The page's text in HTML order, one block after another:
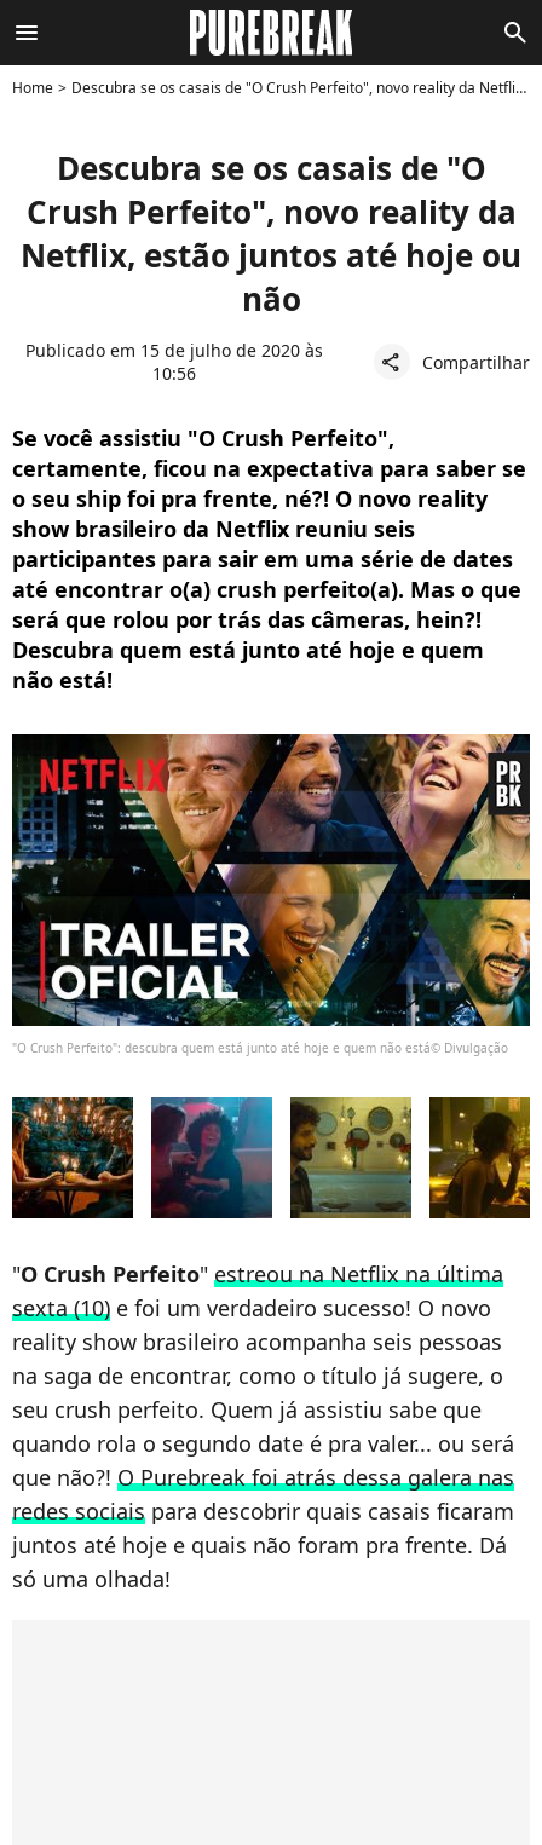
menu search
Home Descubra se os casais de "O Crush Perfeito", novo reality da Netflix, estão juntos até hoje ou não
Descubra se os casais de "O
Crush Perfeito", novo reality da
Netflix, estão juntos até hoje ou
não
Publicado em 15 de julho de 2020 às
10:56
share Compartilhar
Se você assistiu "O Crush Perfeito",
certamente, ficou na expectativa para saber se
o seu ship foi pra frente, né?! O novo reality
show brasileiro da Netflix reuniu seis
participantes para sair em uma série de dates
até encontrar o(a) crush perfeito(a). Mas o que
será que rolou por trás das câmeras, hein?!
Descubra quem está junto até hoje e quem
não está!
"O Crush Perfeito": descubra quem está junto até hoje e quem não está© Divulgação
"O Crush Perfeito" estreou na Netflix na última
sexta (10) e foi um verdadeiro sucesso! O novo
reality show brasileiro acompanha seis pessoas
na saga de encontrar, como o título já sugere, o
seu crush perfeito. Quem já assistiu sabe que
quando rola o segundo date é pra valer... ou será
que não?! O Purebreak foi atrás dessa galera nas
redes sociais para descobrir quais casais ficaram
juntos até hoje e quais não foram pra frente. Dá
só uma olhada!